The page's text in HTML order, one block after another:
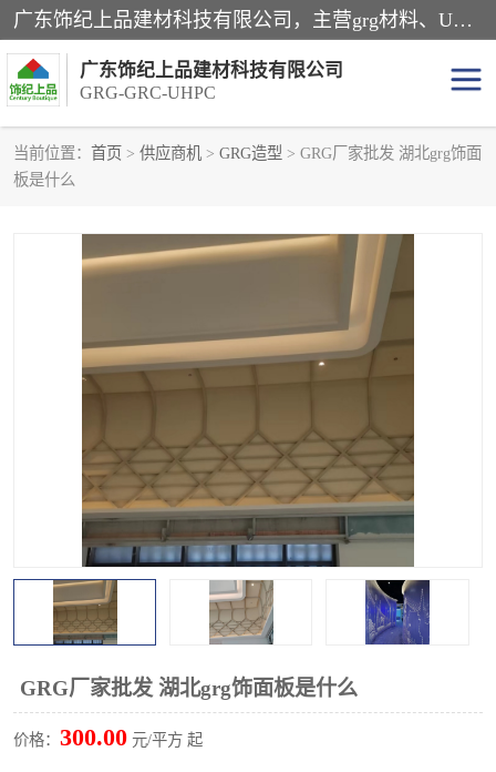
广东饰纪上品建材科技有限公司，主营grg材料、UHPC板、grc构件、uhpc幕墙板、grg厂家、grc厂家、uhpc厂家、GRG吊顶、grg石膏板、grg构件、外墙grc线条、grg造型、grg材料定制，uhpc高性能混凝土，uhpc构件，uhpc镂空挂板，grg材料生产厂家，广东grg厂家，广东grc厂家，联系方式*，2万平厂房，如果您对我公司的产品服务感兴趣，请联系我们。
广东饰纪上品建材科技有限公司
GRG-GRC-UHPC
当前位置： 首页 > 供应商机 > GRG造型 > GRG厂家批发 湖北grg饰面
板是什么
GRG厂家批发 湖北grg饰面板是什么
价格： 300.00 元/平方 起
GRG构件
发泡陶瓷装饰构件
GRG吊顶 GRG材料生产厂家
UHPC树池坐凳